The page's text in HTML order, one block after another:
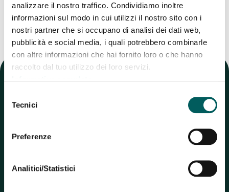
analizzare il nostro traffico. Condividiamo inoltre
informazioni sul modo in cui utilizzi il nostro sito con i
nostri partner che si occupano di analisi dei dati web,
pubblicità e social media, i quali potrebbero combinarle
con altre informazioni che hai fornito loro o che hanno
raccolto dal tuo utilizzo dei loro servizi.
delTecnici
Preferenze
Analitici/Statistici